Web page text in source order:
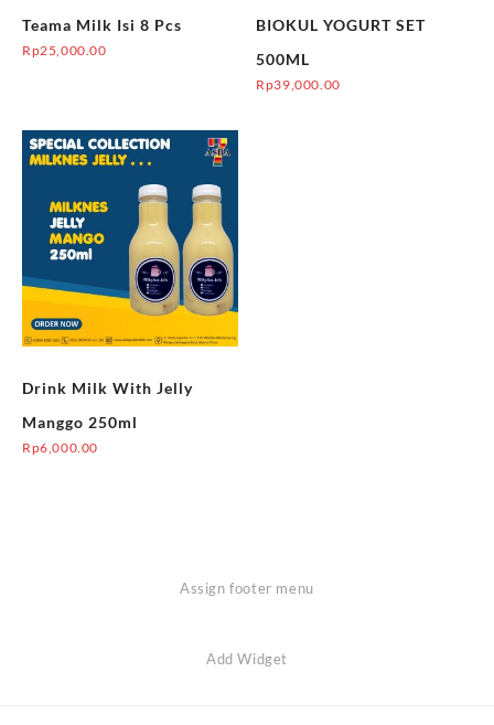
Teama Milk Isi 8 Pcs
Rp25,000.00
BIOKUL YOGURT SET
500ML
Rp39,000.00
Drink Milk With Jelly
Manggo 250ml
Rp6,000.00
Assign footer menu
Add Widget